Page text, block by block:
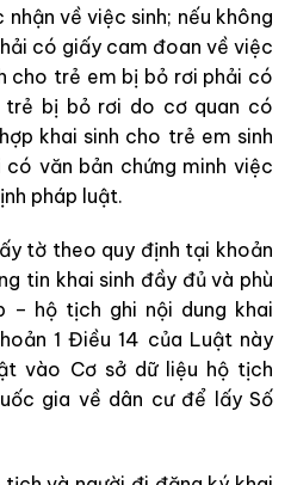
về việc sinh; nếu không
có giấy cam đoan về việc
cho trẻ em bị bỏ rơi phải có
trẻ bị bỏ rơi do cơ quan có
khai sinh cho trẻ em sinh
văn bản chứng minh việc
pháp luật.
tờ theo quy định tại khoản
tin khai sinh đầy đủ và phù
– hộ tịch ghi nội dung khai
1 Điều 14 của Luật này
vào Cơ sở dữ liệu hộ tịch
gia về dân cư để lấy Số